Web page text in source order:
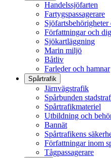
Handelssjöfarten
Fartygspassagerare
Sjöfartsbehörigheter
Författningar och
Sjökartläggning
Marin miljö
Båtliv
Farleder och hamnar
Spårtrafik
Järnvägstrafik
Spårbunden
Spårtrafikmateriel
Utbildning och
Bannät
Spårtrafikens
Författningar inom
Tågpassagerare